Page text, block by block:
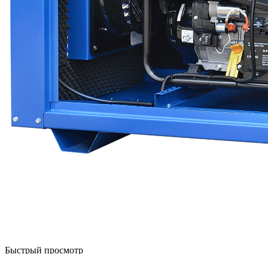
Быстрый просмотр